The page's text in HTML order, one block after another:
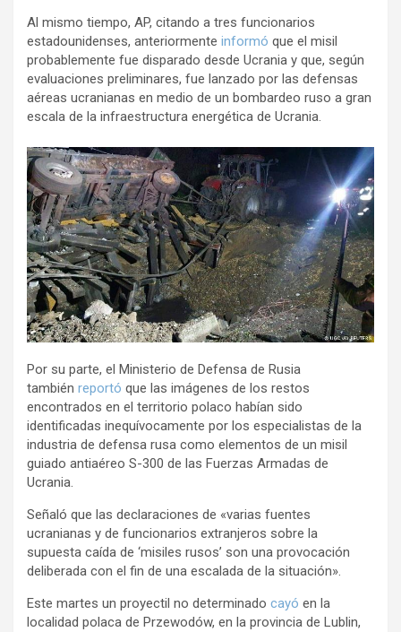
Al mismo tiempo, AP, citando a tres funcionarios
estadounidenses, anteriormente informó que el misil
probablemente fue disparado desde Ucrania y que, según
evaluaciones preliminares, fue lanzado por las defensas
aéreas ucranianas en medio de un bombardeo ruso a gran
escala de la infraestructura energética de Ucrania.
Por su parte, el Ministerio de Defensa de Rusia
también reportó que las imágenes de los restos
encontrados en el territorio polaco habían sido
identificadas inequívocamente por los especialistas de la
industria de defensa rusa como elementos de un misil
guiado antiaéreo S-300 de las Fuerzas Armadas de
Ucrania.
Señaló que las declaraciones de «varias fuentes
ucranianas y de funcionarios extranjeros sobre la
supuesta caída de ‘misiles rusos’ son una provocación
deliberada con el fin de una escalada de la situación».
Este martes un proyectil no determinado cayó en la
localidad polaca de Przewodów, en la provincia de Lublin,